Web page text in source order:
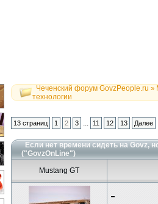
Чеченский форум GovzPeople.ru »
технологии
13 страниц 1 2 3 ... 11 12 13 Далее
Если нет времени сидеть на Govz,
("GovzOnLine")
Mustang GT
-